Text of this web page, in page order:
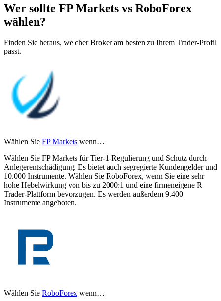
Wer sollte FP Markets vs RoboForex
wählen?
Finden Sie heraus, welcher Broker am besten zu Ihrem Trader-Profil
passt.
Wählen Sie FP Markets wenn…
Wählen Sie FP Markets für Tier-1-Regulierung und Schutz durch
Anlegerentschädigung. Es bietet auch segregierte Kundengelder und
10.000 Instrumente. Wählen Sie RoboForex, wenn Sie eine sehr
hohe Hebelwirkung von bis zu 2000:1 und eine firmeneigene R
Trader-Plattform bevorzugen. Es werden außerdem 9.400
Instrumente angeboten.
Wählen Sie RoboForex wenn…